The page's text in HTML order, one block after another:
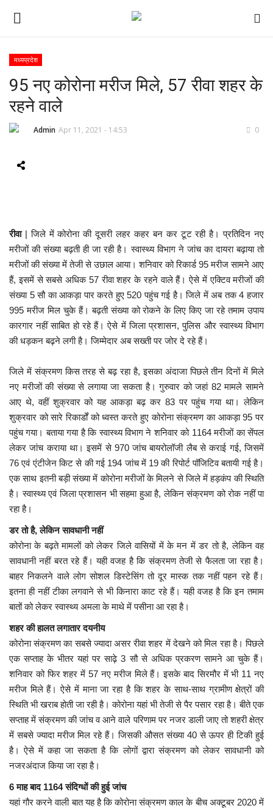
ई-पेपर
होम
देश
दुनिया
मध्यप्रदेश
छत्तीसगढ़
मनोरंजन
लाइफस्टाइल
खेल
ब्रेकिंग न्यूज़
व्यापार
मध्यप्रदेश
95 नए कोरोना मरीज मिले, 57 रीवा शहर के
रहने वाले
Admin Apr 11, 2021 - 14:53 0
रीवा | जिले में कोरोना की दूसरी लहर कहर बन कर टूट रही है। प्रतिदिन नए
मरीजों की संख्या बढ़ती ही जा रही है। स्वास्थ्य विभाग ने जांच का दायरा बढ़ाया तो
मरीजों की संख्या में तेजी से उछाल आया। शनिवार को रिकार्ड 95 मरीज सामने आए
हैं, इसमें से सबसे अधिक 57 रीवा शहर के रहने वाले हैं। ऐसे में एक्टिव मरीजों की
संख्या 5 सौ का आकड़ा पार करते हुए 520 पहुंच गई है। जिले में अब तक 4 हजार
995 मरीज मिल चुके हैं। बढ़ती संख्या को रोकने के लिए किए जा रहे तमाम उपाय
कारगार नहीं साबित हो रहे हैं। ऐसे में जिला प्रशासन, पुलिस और स्वास्थ्य विभाग
की धड़कन बढ़ने लगी है। जिम्मेदार अब सख्ती पर जोर दे रहे हैं।
जिले में संक्रमण किस तरह से बढ़ रहा है, इसका अंदाजा पिछले तीन दिनों में मिले
नए मरीजों की संख्या से लगाया जा सकता है। गुरुवार को जहां 82 मामले सामने
आए थे, वहीं शुक्रवार को यह आकड़ा बढ़ कर 83 पर पहुंच गया था। लेकिन
शुक्रवार को सारे रिकार्डों को ध्वस्त करते हुए कोरोना संक्रमण का आकड़ा 95 पर
पहुंच गया। बताया गया है कि स्वास्थ्य विभाग ने शनिवार को 1164 मरीजों का सेंपल
लेकर जांच कराया था। इसमें से 970 जांच बायरोलॉजी लैब से कराई गई, जिसमें
76 एवं एंटीजेन किट से की गई 194 जांच में 19 की रिपोर्ट पॉजिटिव बतायी गई है।
एक साथ इतनी बड़ी संख्या में कोरोना मरीजों के मिलने से जिले में हड़कंप की स्थिति
है। स्वास्थ्य एवं जिला प्रशासन भी सहमा हुआ है, लेकिन संक्रमण को रोक नहीं पा
रहा है।
डर तो है, लेकिन सावधानी नहीं
कोरोना के बढ़ते मामलों को लेकर जिले वासियों में के मन में डर तो है, लेकिन वह
सावधानी नहीं बरत रहे हैं। यही वजह है कि संक्रमण तेजी से फैलता जा रहा है।
बाहर निकलने वाले लोग सोशल डिस्टेसिंग तो दूर मास्क तक नहीं पहन रहे हैं।
इतना ही नहीं टीका लगवाने से भी किनारा काट रहे हैं। यही वजह है कि इन तमाम
बातों को लेकर स्वास्थ्य अमला के माथे में पसीना आ रहा है।
शहर की हालत लगातार दयनीय
कोरोना संक्रमण का सबसे ज्यादा असर रीवा शहर में देखने को मिल रहा है। पिछले
एक सप्ताह के भीतर यहां पर साढ़े 3 सौ से अधिक प्रकरण सामने आ चुके हैं।
शनिवार को फिर शहर में 57 नए मरीज मिले हैं। इसके बाद सिरमौर में भी 11 नए
मरीज मिले हैं। ऐसे में माना जा रहा है कि शहर के साथ-साथ ग्रामीण क्षेत्रों की
स्थिति भी खराब होती जा रही है। कोरोना यहां भी तेजी से पैर पसार रहा है। बीते एक
सप्ताह में संक्रमण की जांच व आने वाले परिणाम पर नजर डाली जाए तो शहरी क्षेत्र
में सबसे ज्यादा मरीज मिल रहे हैं। जिसकी औसत संख्या 40 से ऊपर ही टिकी हुई
है। ऐसे में कहा जा सकता है कि लोगों द्वारा संक्रमण को लेकर सावधानी को
नजरअंदाज किया जा रहा है।
6 माह बाद 1164 संदिग्धों की हुई जांच
यहां गौर करने वाली बात यह है कि कोरोना संक्रमण काल के बीच अक्टूबर 2020 में